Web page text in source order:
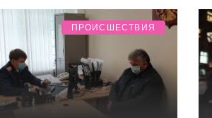
ПРОИСШЕСТВИЯ